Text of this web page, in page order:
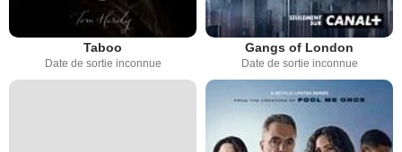
Taboo
Date de sortie inconnue
Gangs of London
Date de sortie inconnue